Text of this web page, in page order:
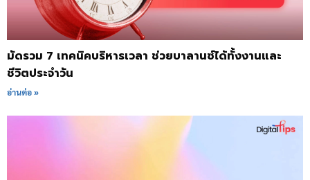
มัดรวม 7 เทคนิคบริหารเวลา ช่วยบาลานซ์ได้ทั้งงานและ
ชีวิตประจำวัน
อ่านต่อ »